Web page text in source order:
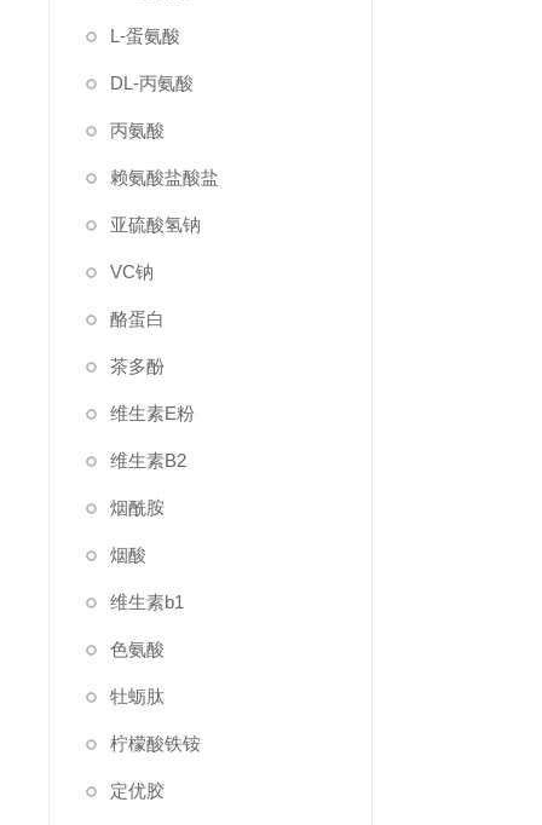
L-蛋氨酸
DL-丙氨酸
丙氨酸
赖氨酸盐酸盐
亚硫酸氢钠
VC钠
酪蛋白
茶多酚
维生素E粉
维生素B2
烟酰胺
烟酸
维生素b1
色氨酸
牡蛎肽
柠檬酸铁铵
定优胶